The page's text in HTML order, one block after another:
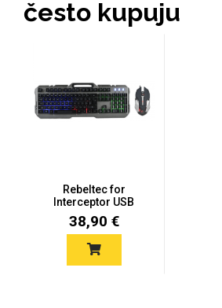
često kupuju
Rebeltec for
Interceptor USB
Gaming žičana tip...
38,90 €